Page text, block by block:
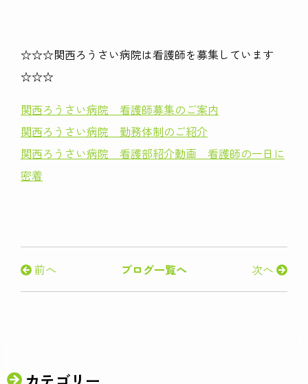
☆☆☆関西ろうさい病院は看護師を募集しています
☆☆☆
関西ろうさい病院 看護師募集のご案内
関西ろうさい病院 勤務体制のご紹介
関西ろうさい病院 看護部紹介動画 看護師の一日に
密着
前へ 次へ
ブログ一覧へ